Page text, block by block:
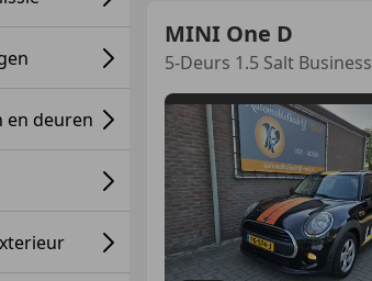
en deuren
MINI One D
5-Deurs 1.5 Salt Business